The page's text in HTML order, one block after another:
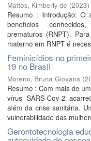
Mattos, Kimberly de (2023)
Resumo : Introdução: O
benefícios
prematuros (RNPT).
materno em RNPT é
Feminicídios no
19 no Brasil
Moreno, Bruna Giovana (
Resumo : Com mais de
vírus SARS-Cov-2
além da crise sanitária.
vulnerabilidade das
Gerontotecnologia